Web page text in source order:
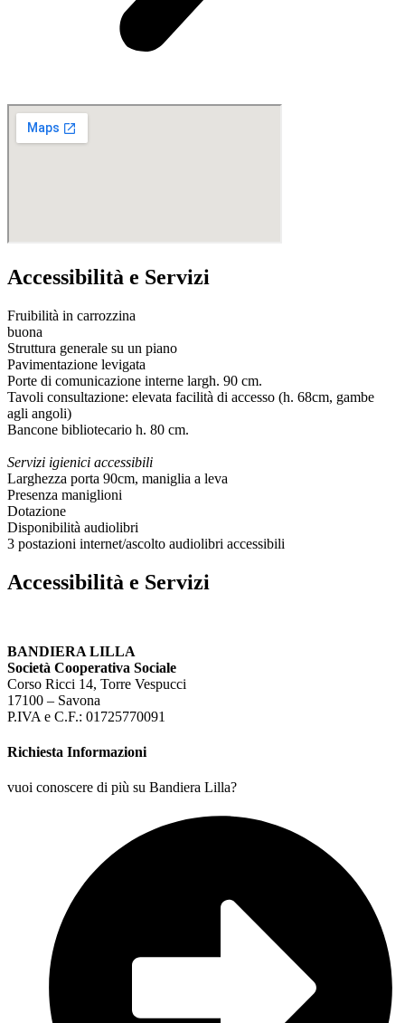
Accessibilità e Servizi
Fruibilità in carrozzina
buona
Struttura generale su un piano
Pavimentazione levigata
Porte di comunicazione interne largh. 90 cm.
Tavoli consultazione: elevata facilità di accesso (h. 68cm, gambe
agli angoli)
Bancone bibliotecario h. 80 cm.
Servizi igienici accessibili
Larghezza porta 90cm, maniglia a leva
Presenza maniglioni
Dotazione
Disponibilità audiolibri
3 postazioni internet/ascolto audiolibri accessibili
Accessibilità e Servizi
BANDIERA LILLA
Società Cooperativa Sociale
Corso Ricci 14, Torre Vespucci
17100 – Savona
P.IVA e C.F.: 01725770091
Richiesta Informazioni
vuoi conoscere di più su Bandiera Lilla?